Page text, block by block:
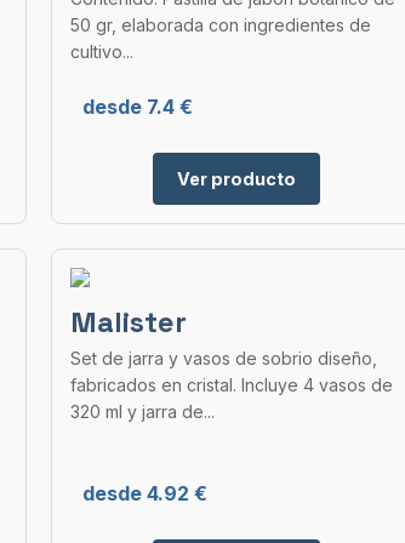
50 gr, elaborada con ingredientes de
cultivo...
desde 7.4 €
Ver producto
Malister
Set de jarra y vasos de sobrio diseño,
fabricados en cristal. Incluye 4 vasos de
320 ml y jarra de...
desde 4.92 €